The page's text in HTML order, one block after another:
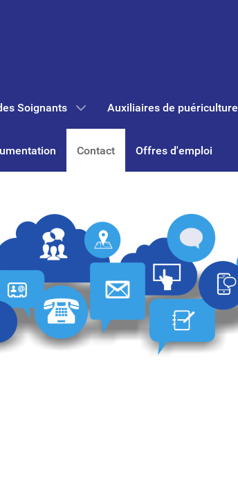
Soignants Auxiliaires de puériculture
Contact Offres d'emploi